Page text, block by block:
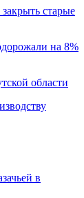
старые
на 8%
области
в